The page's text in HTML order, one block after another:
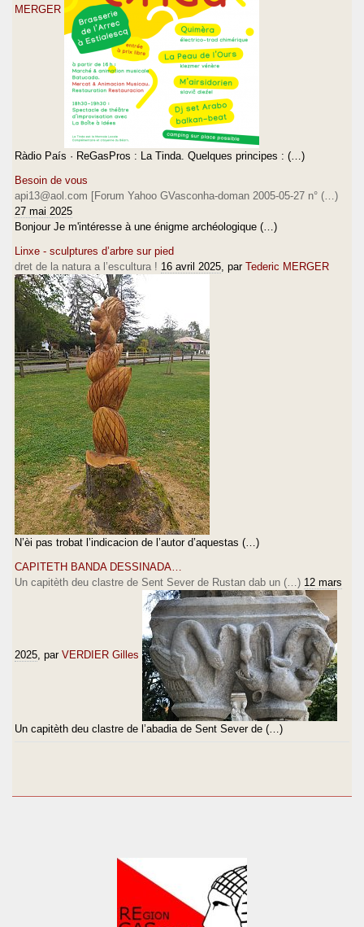
MERGER
Ràdio País · ReGasPros : La Tinda. Quelques principes : (…)
Besoin de vous
api13@aol.com [Forum Yahoo GVasconha-doman 2005-05-27 n° (…)
27 mai 2025
Bonjour Je m'intéresse à une énigme archéologique (…)
Linxe - sculptures d’arbre sur pied
dret de la natura a l’escultura ! 16 avril 2025 , par Tederic MERGER
N’èi pas trobat l’indicacion de l’autor d’aquestas (…)
CAPITETH BANDA DESSINADA…
Un capitèth deu clastre de Sent Sever de Rustan dab un (…) 12 mars
2025 , par VERDIER Gilles
Un capitèth deu clastre de l’abadia de Sent Sever de (…)